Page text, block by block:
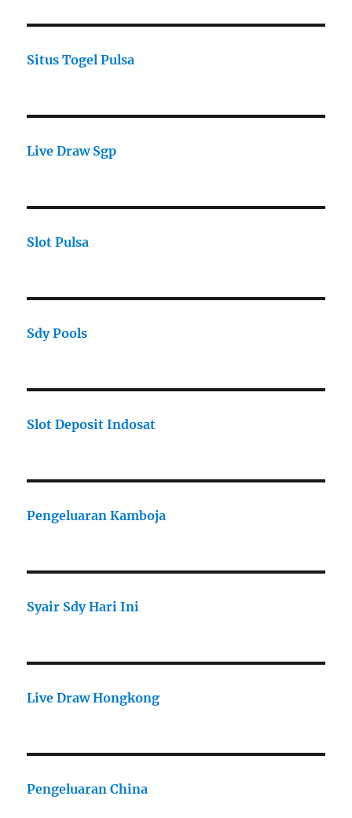
Situs Togel Pulsa
Live Draw Sgp
Slot Pulsa
Sdy Pools
Slot Deposit Indosat
Pengeluaran Kamboja
Syair Sdy Hari Ini
Live Draw Hongkong
Pengeluaran China